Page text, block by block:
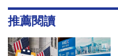
推薦閱讀